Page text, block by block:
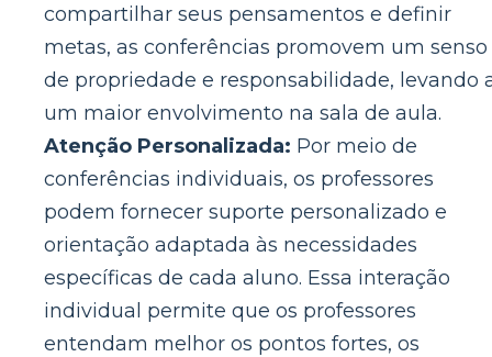
compartilhar seus pensamentos e definir
metas, as conferências promovem um senso
de propriedade e responsabilidade, levando
um maior envolvimento na sala de aula.
Atenção Personalizada: Por meio de
conferências individuais, os professores
podem fornecer suporte personalizado e
orientação adaptada às necessidades
específicas de cada aluno. Essa interação
individual permite que os professores
entendam melhor os pontos fortes, os